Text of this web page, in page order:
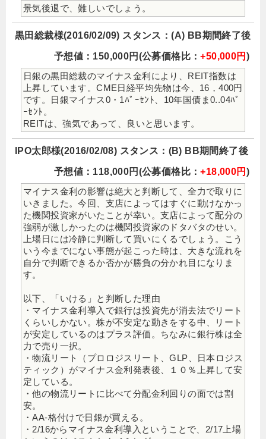
景気後退で、難しいでしょう。
黒田総裁様(2016/02/09) スタンス：(A) BB期間終了後
予想値：150,000円(公募価格比：+50,000円 )
日銀の黒田総裁のマイナス金利により、REIT指数は
上昇しています。CME日経平均先物は今、16，400円
です。日銀マイナス0・1ﾊﾟｰｾﾝﾄ、10年国債ま0..04ﾊﾟ
ｰｾﾝﾄ。
REITは、強気であって、良いと思います。
IPO太郎様(2016/02/08) スタンス：(B) BB期間終了後
予想値：118,000円(公募価格比：+18,000円 )
マイナス金利の影響は絶大と判断して、全力で取りに
いきました。今回、支店によってはすぐに動けなかっ
た機関投資家がいたことが幸い。支店によって配分の
強弱が激しかったのは機関投資家のドタバタのせい。
上場日には冷静に判断して買いにくるでしょう。こう
いう今までにない事態が起こった時は、大きな流れを
自分で判断できるか否かが勝負の分かれ目になりま
す。
以下、「いける」と判断した理由
・マイナス金利導入で銀行は投資先が消去法でリート
くらいしかない。株が不安定な動きをする中、リート
が安定しているのはプラス評価。ちなみに銀行株は全
力で売り一択。
・物流リート（プロロジスリート、GLP、日本ロジス
ティック）がマイナス金利発表後、１０％上昇して安
定している。
・他の物流リートに比べて分配金利回りの面では割
安。
・AA-格付けで日銀が買える。
・2/16からマイナス金利導入ということで、2/17上場